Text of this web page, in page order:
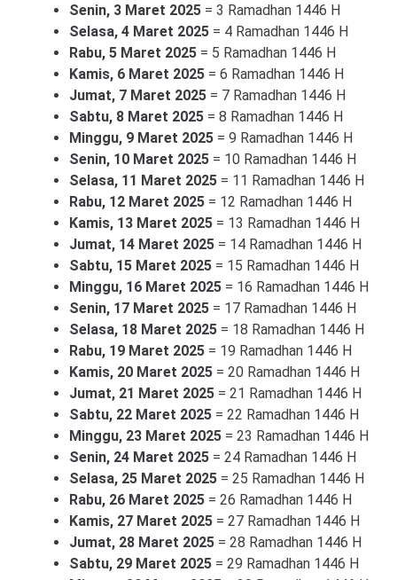
Senin, 3 Maret 2025 = 3 Ramadhan 1446 H
Selasa, 4 Maret 2025 = 4 Ramadhan 1446 H
Rabu, 5 Maret 2025 = 5 Ramadhan 1446 H
Kamis, 6 Maret 2025 = 6 Ramadhan 1446 H
Jumat, 7 Maret 2025 = 7 Ramadhan 1446 H
Sabtu, 8 Maret 2025 = 8 Ramadhan 1446 H
Minggu, 9 Maret 2025 = 9 Ramadhan 1446 H
Senin, 10 Maret 2025 = 10 Ramadhan 1446 H
Selasa, 11 Maret 2025 = 11 Ramadhan 1446 H
Rabu, 12 Maret 2025 = 12 Ramadhan 1446 H
Kamis, 13 Maret 2025 = 13 Ramadhan 1446 H
Jumat, 14 Maret 2025 = 14 Ramadhan 1446 H
Sabtu, 15 Maret 2025 = 15 Ramadhan 1446 H
Minggu, 16 Maret 2025 = 16 Ramadhan 1446 H
Senin, 17 Maret 2025 = 17 Ramadhan 1446 H
Selasa, 18 Maret 2025 = 18 Ramadhan 1446 H
Rabu, 19 Maret 2025 = 19 Ramadhan 1446 H
Kamis, 20 Maret 2025 = 20 Ramadhan 1446 H
Jumat, 21 Maret 2025 = 21 Ramadhan 1446 H
Sabtu, 22 Maret 2025 = 22 Ramadhan 1446 H
Minggu, 23 Maret 2025 = 23 Ramadhan 1446 H
Senin, 24 Maret 2025 = 24 Ramadhan 1446 H
Selasa, 25 Maret 2025 = 25 Ramadhan 1446 H
Rabu, 26 Maret 2025 = 26 Ramadhan 1446 H
Kamis, 27 Maret 2025 = 27 Ramadhan 1446 H
Jumat, 28 Maret 2025 = 28 Ramadhan 1446 H
Sabtu, 29 Maret 2025 = 29 Ramadhan 1446 H